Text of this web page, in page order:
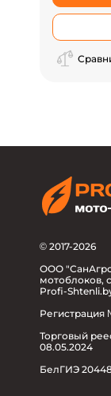
© 2017-2026
ООО
мотоблоков,
Profi-
Регистрация
Торговый
08.05.2024
БелГИЭ